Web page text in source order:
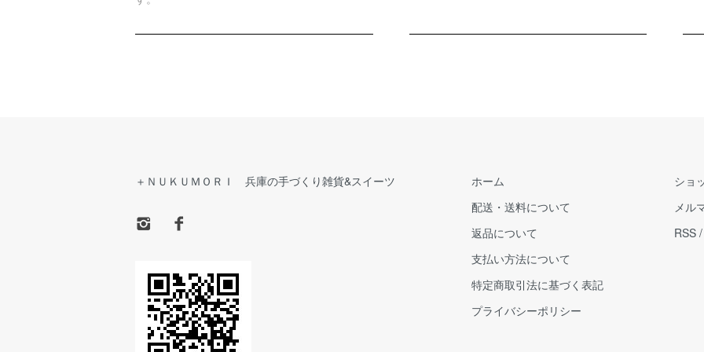
＋ＮＵＫＵＭＯＲＩ 兵庫の手づくり雑貨&スイーツ
ホーム
配送・送料について
返品について
支払い方法について
特定商取引法に基づく表記
プライバシーポリシー
ショ
メル
RSS